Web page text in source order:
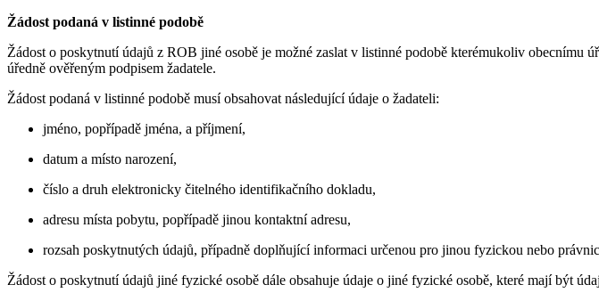
Žádost podaná v listinné podobě
Žádost o poskytnutí údajů z ROB jiné osobě je možné zaslat v listinné podobě kterémukoliv obecnímu
úředně ověřeným podpisem žadatele.
Žádost podaná v listinné podobě musí obsahovat následující údaje o žadateli:
jméno, popřípadě jména, a příjmení,
datum a místo narození,
číslo a druh elektronicky čitelného identifikačního dokladu,
adresu místa pobytu, popřípadě jinou kontaktní adresu,
rozsah poskytnutých údajů, případně doplňující informaci určenou pro jinou fyzickou nebo
Žádost o poskytnutí údajů jiné fyzické osobě dále obsahuje údaje o jiné fyzické osobě, které mají být